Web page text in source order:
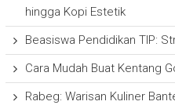
hingga Kopi Estetik
Beasiswa Pendidikan TIP:
Cara Mudah Buat Kentang
Rabeg: Warisan Kuliner